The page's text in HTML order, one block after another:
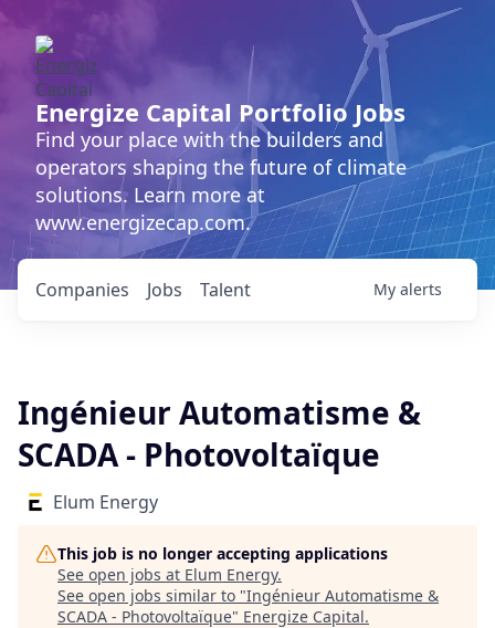
Energize Capital Portfolio Jobs
Find your place with the builders and
operators shaping the future of climate
solutions. Learn more at
www.energizecap.com.
Jobs
Companies Talent My alerts
Ingénieur Automatisme &
SCADA - Photovoltaïque
Elum Energy
This job is no longer accepting applications
See open jobs at Elum Energy.
See open jobs similar to "Ingénieur Automatisme &
SCADA - Photovoltaïque" Energize Capital.